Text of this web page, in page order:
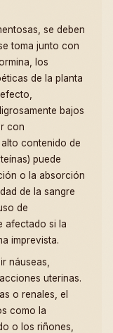
se deben
toma junto con
los
de la planta
bajos
con
contenido de
puede
o la absorción
de la sangre
de
afectado si la
imprevista.
náuseas,
uterinas.
o renales, el
como la
o los riñones,